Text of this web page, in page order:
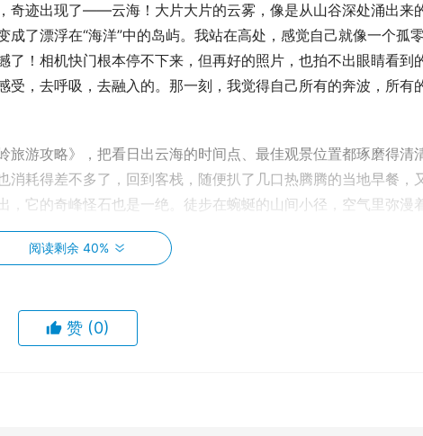
奇迹出现了——云海！大片大片的云雾，像是从山谷深处涌出来
了漂浮在“海洋”中的岛屿。我站在高处，感觉自己就像一个孤
了！相机快门根本停不下来，但再好的照片，也拍不出眼睛看到
受，去呼吸，去融入的。那一刻，我觉得自己所有的奔波，所有
旅游攻略》，把看日出云海的时间点、最佳观景位置都琢磨得清
耗得差不多了，回到客栈，随便扒了几口热腾腾的当地早餐，
，它的奇峰怪石也是一绝。徒步在蜿蜒的山间小径，空气里弥漫
能听到山谷里传来的鸟鸣。这里的山峰啊，不像南方那么秀丽，也
石头，每一棵树，都好像在无声地讲述着这片土地的故事。😌
停，偶尔坐在路边的石头上，什么都不想，就这么静静地看着远方
的压力，此刻都变成了遥远的记忆。这里，只有山，只有风，只有
阅读剩余 40%
赞 (0)